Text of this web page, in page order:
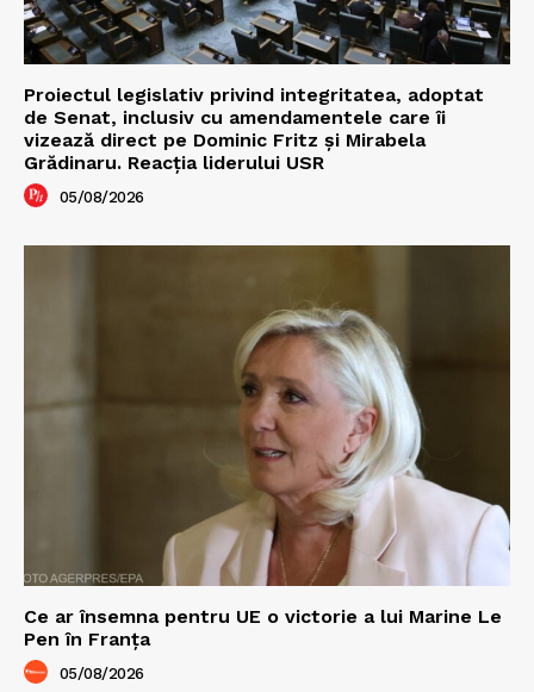
Proiectul legislativ privind integritatea, adoptat
de Senat, inclusiv cu amendamentele care îi
vizează direct pe Dominic Fritz și Mirabela
Grădinaru. Reacția liderului USR
05/08/2026
Ce ar însemna pentru UE o victorie a lui Marine Le
Pen în Franța
05/08/2026